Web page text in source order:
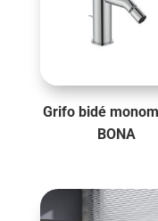
Grifo bidé
BONA